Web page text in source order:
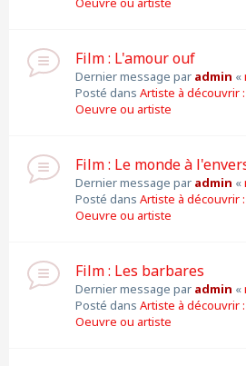
Film : L'amour ouf
Dernier message par admin «
Posté dans Artiste à découvrir
Oeuvre ou artiste
Film : Le monde à
Dernier message par admin «
Posté dans Artiste à découvrir
Oeuvre ou artiste
Film : Les barbares
Dernier message par admin «
Posté dans Artiste à découvrir
Oeuvre ou artiste